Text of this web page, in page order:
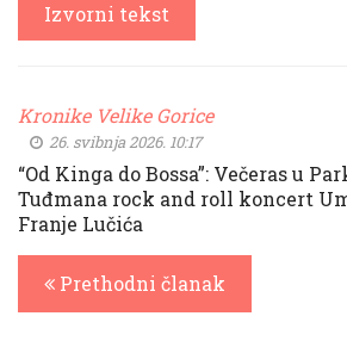
Izvorni tekst
Kronike Velike Gorice
26. svibnja 2026. 10:17
“Od Kinga do Bossa”: Večeras u
Tuđmana rock and roll koncert
Franje Lučića
Prethodni članak